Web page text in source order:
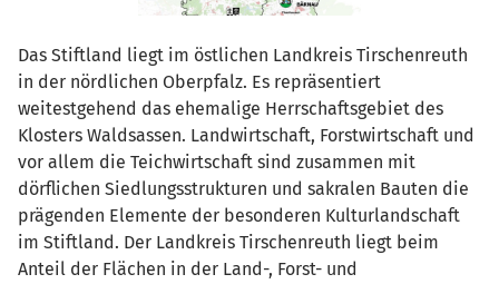
Das Stiftland liegt im östlichen Landkreis Tirschenreuth
in der nördlichen Oberpfalz. Es repräsentiert
weitestgehend das ehemalige Herrschaftsgebiet des
Klosters Waldsassen. Landwirtschaft, Forstwirtschaft und
vor allem die Teichwirtschaft sind zusammen mit
dörflichen Siedlungsstrukturen und sakralen Bauten die
prägenden Elemente der besonderen Kulturlandschaft
im Stiftland. Der Landkreis Tirschenreuth liegt beim
Anteil der Flächen in der Land-, Forst- und